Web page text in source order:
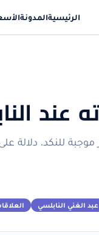
الرئيسيةالمدونة
عند
للنكد، دلالة
عبد الغني النابلسي